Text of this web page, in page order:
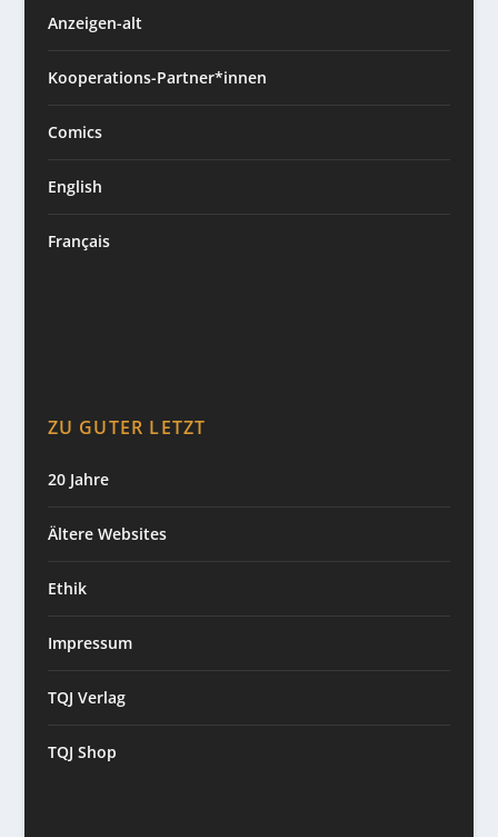
Anzeigen-alt
Kooperations-Partner*innen
Comics
English
Français
ZU GUTER LETZT
20 Jahre
Ältere Websites
Ethik
Impressum
TQJ Verlag
TQJ Shop